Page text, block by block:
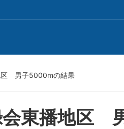
区 男子5000mの結果
会東播地区